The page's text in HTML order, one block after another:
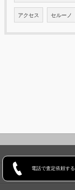
アクセス セルーノ
電話で査定依頼する
ホーム